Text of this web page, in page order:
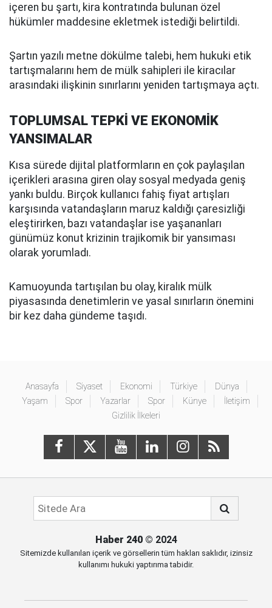
içeren bu şartı, kira kontratında bulunan özel
hükümler maddesine ekletmek istediği belirtildi.
Şartın yazılı metne dökülme talebi, hem hukuki etik
tartışmalarını hem de mülk sahipleri ile kiracılar
arasındaki ilişkinin sınırlarını yeniden tartışmaya açtı.
TOPLUMSAL TEPKİ VE EKONOMİK
YANSIMALAR
Kısa sürede dijital platformların en çok paylaşılan
içerikleri arasına giren olay sosyal medyada geniş
yankı buldu. Birçok kullanıcı fahiş fiyat artışları
karşısında vatandaşların maruz kaldığı çaresizliği
eleştirirken, bazı vatandaşlar ise yaşananları
günümüz konut krizinin trajikomik bir yansıması
olarak yorumladı.
Kamuoyunda tartışılan bu olay, kiralık mülk
piyasasında denetimlerin ve yasal sınırların önemini
bir kez daha gündeme taşıdı.
Anasayfa Siyaset Ekonomi Türkiye
Dünya
Yaşam
Spor Yazarlar Spor Künye
İletişim
Gizlilik İlkeleri
Haber 240© 2024
Sitemizde kullanılan içerik ve görsellerin tüm hakları saklıdır, izinsiz
kullanımı hukuki yaptırıma tabidir.